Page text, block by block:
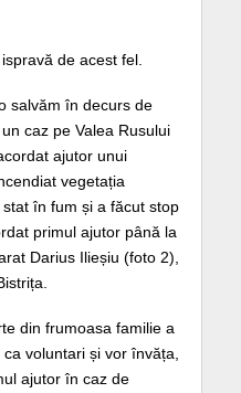
de acest fel.
salvăm în decurs de
caz pe Valea Rusului
ajutor unui
vegetația
în fum și a făcut stop
primul ajutor până la
Darius Ilieșiu (foto 2),
din frumoasa familie a
voluntari și vor învăța,
ajutor în caz de